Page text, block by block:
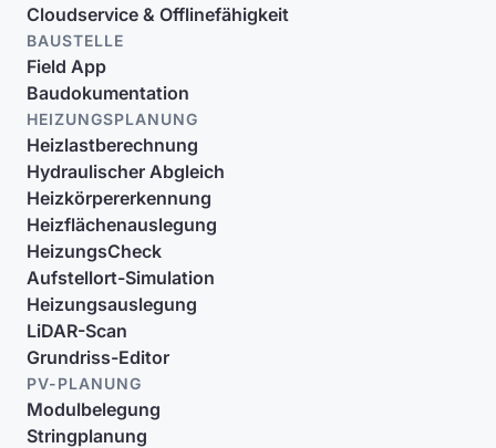
Cloudservice & Offlinefähigkeit
BAUSTELLE
Field App
Baudokumentation
HEIZUNGSPLANUNG
Heizlastberechnung
Hydraulischer Abgleich
Heizkörpererkennung
Heizflächenauslegung
HeizungsCheck
Aufstellort-Simulation
Heizungsauslegung
LiDAR-Scan
Grundriss-Editor
PV-PLANUNG
Modulbelegung
Stringplanung